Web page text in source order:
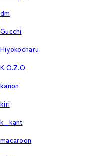
dm
Gucchi
Hiyokocharu
K.O.Z.O
kanon
kiri
k_kant
macaroon